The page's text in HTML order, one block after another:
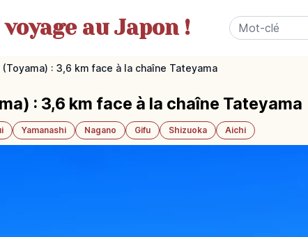
voyage au Japon !
: 3,6 km face à la chaîne Tateyama
: 3,6 km face à la chaîne Tateyama
Yamanashi Nagano Gifu Shizuoka Aichi